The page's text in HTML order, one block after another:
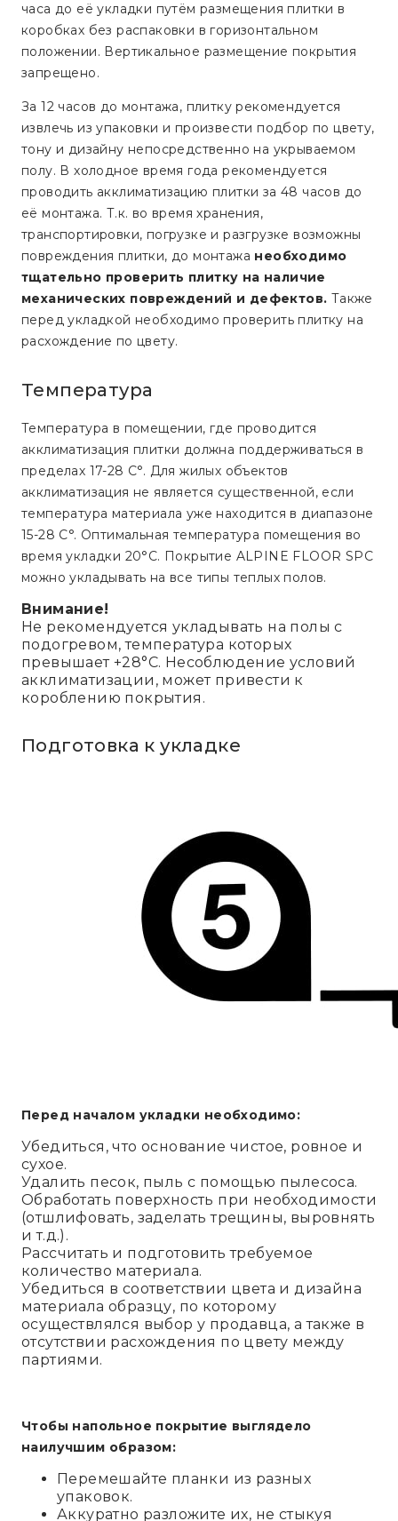
часа до её укладки путём размещения плитки в
коробках без распаковки в горизонтальном
положении. Вертикальное размещение покрытия
запрещено.
За 12 часов до монтажа, плитку рекомендуется
извлечь из упаковки и произвести подбор по цвету,
тону и дизайну непосредственно на укрываемом
полу. В холодное время года рекомендуется
проводить акклиматизацию плитки за 48 часов до
её монтажа. Т.к. во время хранения,
транспортировки, погрузке и разгрузке возможны
повреждения плитки, до монтажа необходимо
тщательно проверить плитку на наличие
механических повреждений и дефектов. Также
перед укладкой необходимо проверить плитку на
расхождение по цвету.
Температура
Температура в помещении, где проводится
акклиматизация плитки должна поддерживаться в
пределах 17-28 C°. Для жилых объектов
акклиматизация не является существенной, если
температура материала уже находится в диапазоне
15-28 C°. Оптимальная температура помещения во
время укладки 20°C. Покрытие ALPINE FLOOR SPC
можно укладывать на все типы теплых полов.
Внимание!
Не рекомендуется укладывать на полы с
подогревом, температура которых
превышает +28°С. Несоблюдение условий
акклиматизации, может привести к
короблению покрытия.
Подготовка к укладке
Перед началом укладки необходимо:
Убедиться, что основание чистое, ровное и
сухое.
Удалить песок, пыль с помощью пылесоса.
Обработать поверхность при необходимости
(отшлифовать, заделать трещины, выровнять
и т.д.).
Рассчитать и подготовить требуемое
количество материала.
Убедиться в соответствии цвета и дизайна
материала образцу, по которому
осуществлялся выбор у продавца, а также в
отсутствии расхождения по цвету между
партиями.
Чтобы напольное покрытие выглядело
наилучшим образом:
Перемешайте планки из разных
упаковок.
Аккуратно разложите их, не стыкуя